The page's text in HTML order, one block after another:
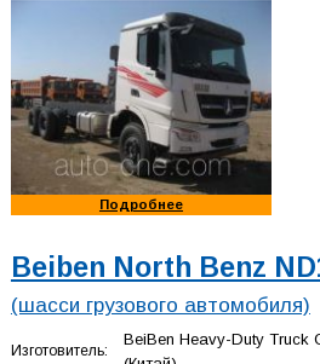
Подробнее
Beiben North Benz
(шасси грузового автомобиля)
Изготовитель:
BeiBen Heavy-Duty Truck